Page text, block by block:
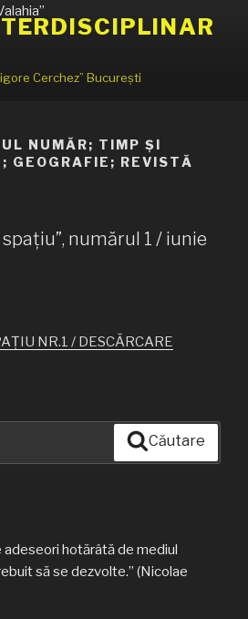
Cerchez” București
NUMĂR; TIMP ȘI
GEOGRAFIE; REVISTĂ
numărul 1 / iunie
NR.1 / DESCĂRCARE
Căutare
adeseori hotărâtă de mediul
să se dezvolte.” (Nicolae